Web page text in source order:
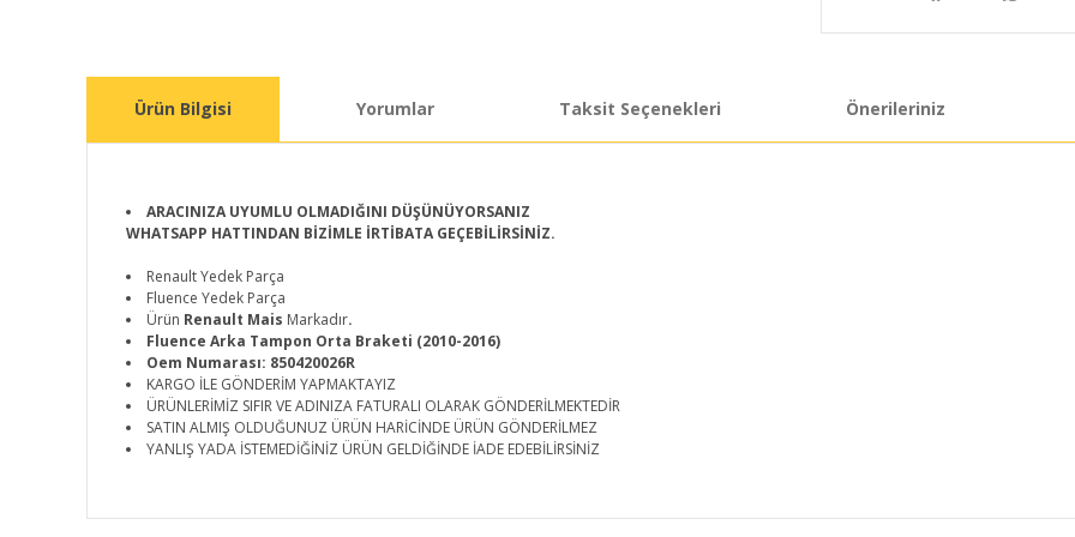
Ürün Bilgisi Yorumlar Taksit Seçenekleri Önerileriniz
ARACINIZA UYUMLU OLMADIĞINI DÜŞÜNÜYORSANIZ
WHATSAPP HATTINDAN BİZİMLE İRTİBATA GEÇEBİLİRSİNİZ.
Renault Yedek Parça
Fluence Yedek Parça
Ürün Renault Mais Markadır.
Fluence Arka Tampon Orta Braketi (2010-2016)
Oem Numarası: 850420026R
KARGO İLE GÖNDERİM YAPMAKTAYIZ
ÜRÜNLERİMİZ SIFIR VE ADINIZA FATURALI OLARAK GÖNDERİLMEKTEDİR
SATIN ALMIŞ OLDUĞUNUZ ÜRÜN HARİCİNDE ÜRÜN GÖNDERİLMEZ
YANLIŞ YADA İSTEMEDİĞİNİZ ÜRÜN GELDİĞİNDE İADE EDEBİLİRSİNİZ